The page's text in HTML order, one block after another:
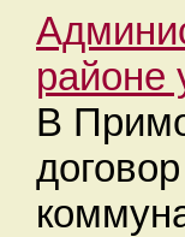
районе
В